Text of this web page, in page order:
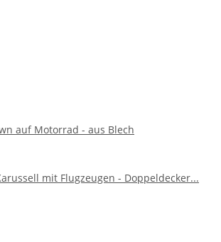
auf Motorrad - aus Blech